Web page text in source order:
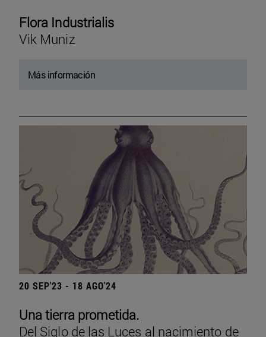
Flora Industrialis
Vik Muniz
Más información
20 SEP'23 - 18 AGO'24
Una tierra prometida.
Del Siglo de las Luces al nacimiento de